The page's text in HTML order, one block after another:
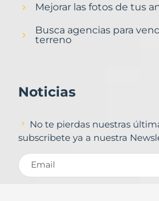
Mejorar las fotos de tus
Busca agencias para
terreno
Noticias
No te pierdas nuestras
subscribete ya a nuestra